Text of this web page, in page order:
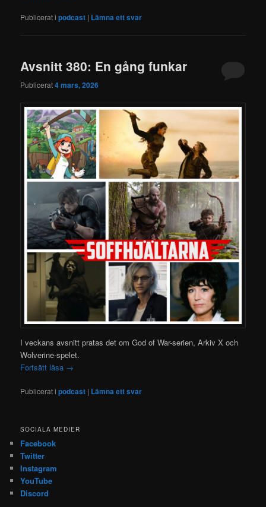
Publicerat i podcast | Lämna ett svar
Avsnitt 380: En gång funkar
Publicerat4 mars, 2026
I veckans avsnitt pratas det om God of War-serien, Arkiv X och
Wolverine-spelet.
Fortsätt läsa →
Publicerat i podcast | Lämna ett svar
SOCIALA MEDIER
Facebook
Twitter
Instagram
YouTube
Discord